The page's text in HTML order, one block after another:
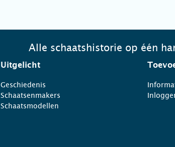
Alle schaatshistorie op één
Uitgelicht
Geschiedenis
Schaatsenmakers
Schaatsmodellen